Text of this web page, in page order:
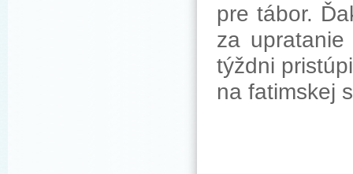
pre tábor.
za
týždni
na fatimskej